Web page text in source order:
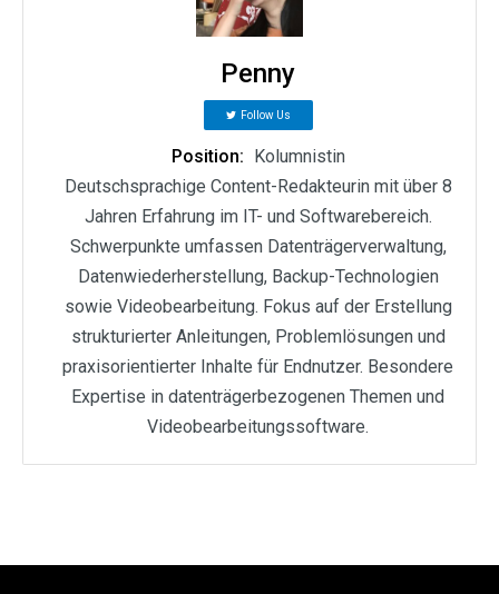
Penny
Follow Us
Position:
Kolumnistin
Deutschsprachige Content-Redakteurin mit über 8
Jahren Erfahrung im IT- und Softwarebereich.
Schwerpunkte umfassen Datenträgerverwaltung,
Datenwiederherstellung, Backup-Technologien
sowie Videobearbeitung. Fokus auf der Erstellung
strukturierter Anleitungen, Problemlösungen und
praxisorientierter Inhalte für Endnutzer. Besondere
Expertise in datenträgerbezogenen Themen und
Videobearbeitungssoftware.